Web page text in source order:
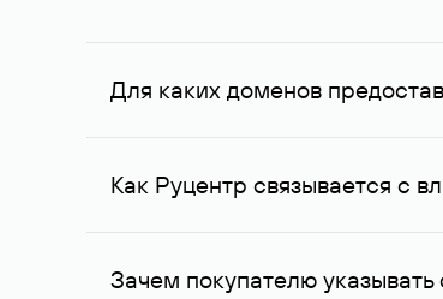
Для каких доменов
Услуга доступна для доменов,
Как Руцентр связывается с
Для связи с владельцем домена
Зачем покупателю